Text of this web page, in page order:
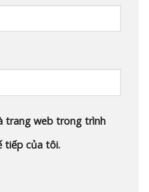
trang web trong trình
tiếp của tôi.